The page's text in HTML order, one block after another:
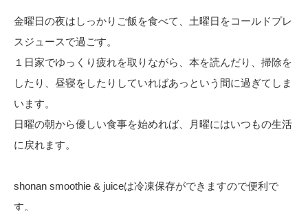
金曜日の夜はしっかりご飯を食べて、土曜日をコールドプレ
スジュースで過ごす。
１日家でゆっくり疲れを取りながら、本を読んだり、掃除を
したり、昼寝をしたりしていればあっという間に過ぎてしま
います。
日曜の朝から優しい食事を始めれば、月曜にはいつもの生活
に戻れます。
shonan smoothie & juiceは冷凍保存ができますので便利で
す。